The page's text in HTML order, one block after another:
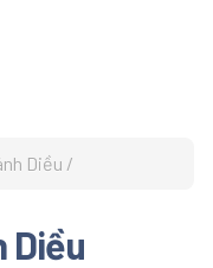
Diều
Diều